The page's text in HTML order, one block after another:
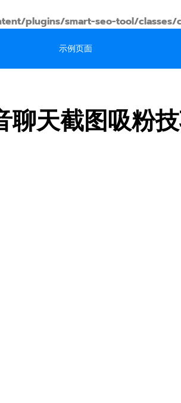
plugins/smart-seo-tool/classes/
示例页面
聊天截图吸粉